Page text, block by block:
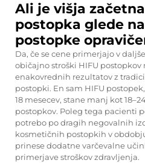
Ali je višja
postopka glede
postopke
Da, če se cene primerjajo v
običajno stroški HIFU
enakovrednih rezultatov z
postopki. En sam HIFU
18 mesecev, stane manj kot
postopkov. Poleg tega pacienti
potrebo po dragih negovalnih
kosmetičnih postopkih v
prinese dodatne varčevalne
primerjave stroškov zdravljenja.